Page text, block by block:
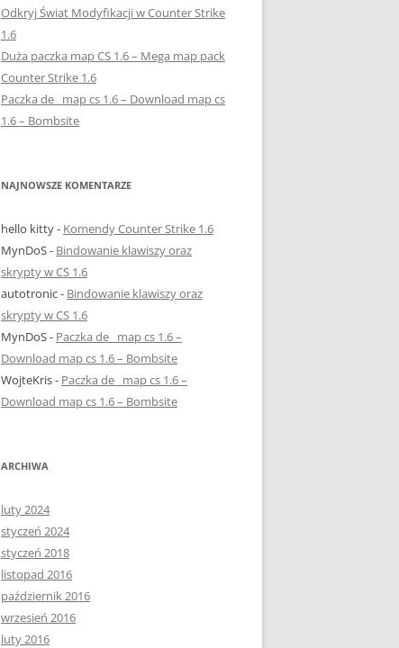
Odkryj Świat Modyfikacji w Counter Strike
1.6
Duża paczka map CS 1.6 – Mega map pack
Counter Strike 1.6
Paczka de_ map cs 1.6 – Download map cs
1.6 – Bombsite
NAJNOWSZE KOMENTARZE
hello kitty- Komendy Counter Strike 1.6
MynDoS- Bindowanie klawiszy oraz
skrypty w CS 1.6
autotronic- Bindowanie klawiszy oraz
skrypty w CS 1.6
MynDoS- Paczka de_ map cs 1.6 –
Download map cs 1.6 – Bombsite
WojteKris- Paczka de_ map cs 1.6 –
Download map cs 1.6 – Bombsite
ARCHIWA
luty 2024
styczeń 2024
styczeń 2018
listopad 2016
październik 2016
wrzesień 2016
luty 2016